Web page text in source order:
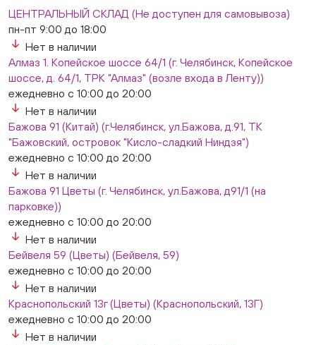
Нет в наличии
Слон. Миасс, Автозаводцев (ТК Слон, г. Миасс)
Нет в наличии
Сталеваров 5(ЦВЕТЫ) (г. Челябинск, ул. Сталеваров
5/3)
ежедневно с 10:00 до 20:00
Нет в наличии
ЦЕНТРАЛЬНЫЙ СКЛАД (Не доступен для самовывоза)
пн-пт 9:00 до 18:00
Нет в наличии
Алмаз 1. Копейское шоссе 64/1 (г. Челябинск, Копейское
шоссе, д. 64/1, ТРК "Алмаз" (возле входа в Ленту))
ежедневно с 10:00 до 20:00
Нет в наличии
Бажова 91 (Китай) (г.Челябинск, ул.Бажова, д.91, ТК
"Бажовский, островок "Кисло-сладкий Ниндзя")
ежедневно с 10:00 до 20:00
Нет в наличии
Бажова 91 Цветы (г. Челябинск, ул.Бажова, д91/1 (на
парковке))
ежедневно с 10:00 до 20:00
Нет в наличии
Бейвеля 59 (Цветы) (Бейвеля, 59)
ежедневно с 10:00 до 20:00
Нет в наличии
Краснопольский 13г (Цветы) (Краснопольский, 13Г)
ежедневно с 10:00 до 20:00
Нет в наличии